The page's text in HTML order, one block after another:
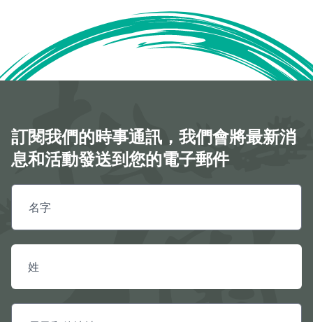
訂閱我們的時事通訊，我們會將最新消
息和活動發送到您的電子郵件